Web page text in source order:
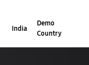
India
Demo
Country